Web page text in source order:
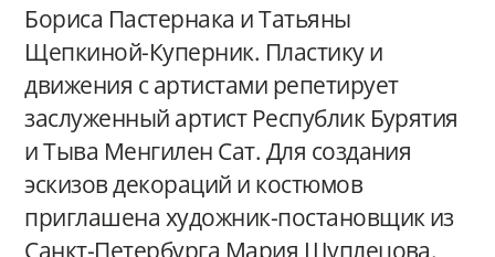
Бориса Пастернака и Татьяны
Щепкиной-Куперник. Пластику и
движения с артистами репетирует
заслуженный артист Республик Бурятия
и Тыва Менгилен Сат. Для создания
эскизов декораций и костюмов
приглашена художник-постановщик из
Санкт-Петербурга Мария Шуплецова.